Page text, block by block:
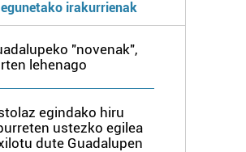
ditu. Zure esperientzia eta
asmoz, cookie teknologiaz
hau onartuz gero, teknologia hori
esplizitua ematen diguzu.
irakurrienak
"novenak",
lehenago
egindako hiru
ustezko egilea
dute Guadalupen